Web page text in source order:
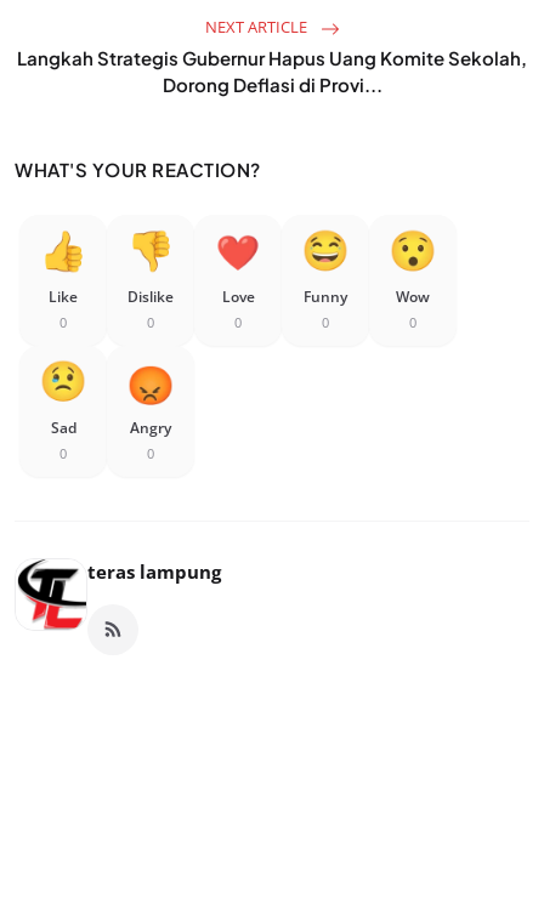
NEXT ARTICLE
Langkah Strategis Gubernur Hapus Uang Komite Sekolah,
Dorong Deflasi di Provi...
WHAT'S YOUR REACTION?
Like
0
Dislike
0
Love
0
Funny
0
Wow
0
Sad
0
Angry
0
teras lampung